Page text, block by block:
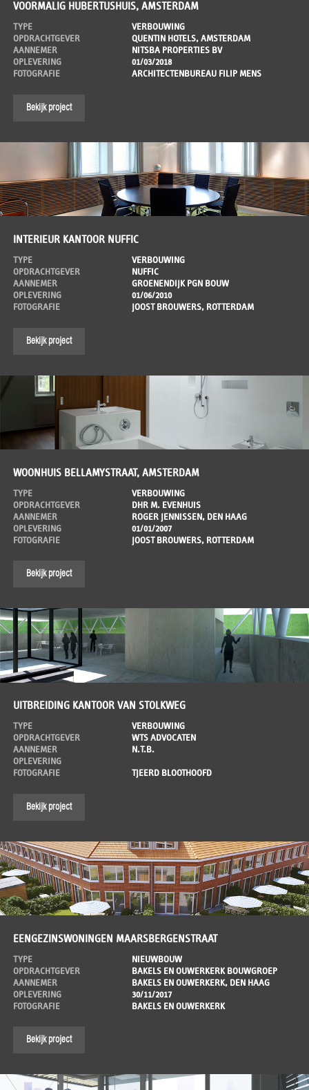
VOORMALIG HUBERTUSHUIS, AMSTERDAM
TYPE
VERBOUWING
OPDRACHTGEVER
QUENTIN HOTELS, AMSTERDAM
AANNEMER
NITSBA PROPERTIES BV
OPLEVERING
01/03/2018
FOTOGRAFIE
ARCHITECTENBUREAU FILIP MENS
Bekijk project
INTERIEUR KANTOOR NUFFIC
TYPE
VERBOUWING
OPDRACHTGEVER
NUFFIC
AANNEMER
GROENENDIJK PGN BOUW
OPLEVERING
01/06/2010
FOTOGRAFIE
JOOST BROUWERS, ROTTERDAM
Bekijk project
WOONHUIS BELLAMYSTRAAT, AMSTERDAM
TYPE
VERBOUWING
OPDRACHTGEVER
DHR M. EVENHUIS
AANNEMER
ROGER JENNISSEN, DEN HAAG
OPLEVERING
01/01/2007
FOTOGRAFIE
JOOST BROUWERS, ROTTERDAM
Bekijk project
UITBREIDING KANTOOR VAN STOLKWEG
TYPE
VERBOUWING
OPDRACHTGEVER
WTS ADVOCATEN
AANNEMER
N.T.B.
OPLEVERING
FOTOGRAFIE
TJEERD BLOOTHOOFD
Bekijk project
EENGEZINSWONINGEN MAARSBERGENSTRAAT
TYPE
NIEUWBOUW
OPDRACHTGEVER
BAKELS EN OUWERKERK BOUWGROEP
AANNEMER
BAKELS EN OUWERKERK, DEN HAAG
OPLEVERING
30/11/2017
FOTOGRAFIE
BAKELS EN OUWERKERK
Bekijk project